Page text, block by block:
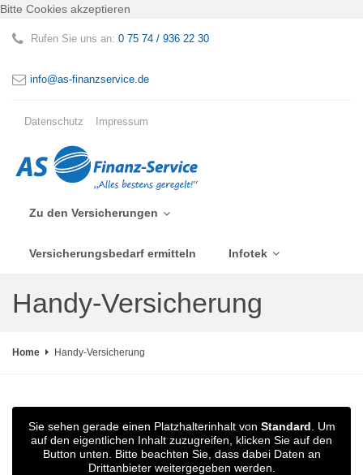
Bitte Cookies akzeptieren
Rufen Sie uns an: 0 75 74 / 936 22 30
info@as-finanzservice.de
Datenschutz Impressum
Zu den Versicherungen
Versicherungsbedarf ermitteln Infotek
Handy-Versicherung
Home Handy-Versicherung
Sie sehen gerade einen Platzhalterinhalt von Standard . Um
auf den eigentlichen Inhalt zuzugreifen, klicken Sie auf den
Button unten. Bitte beachten Sie, dass dabei Daten an
Drittanbieter weitergegeben werden.